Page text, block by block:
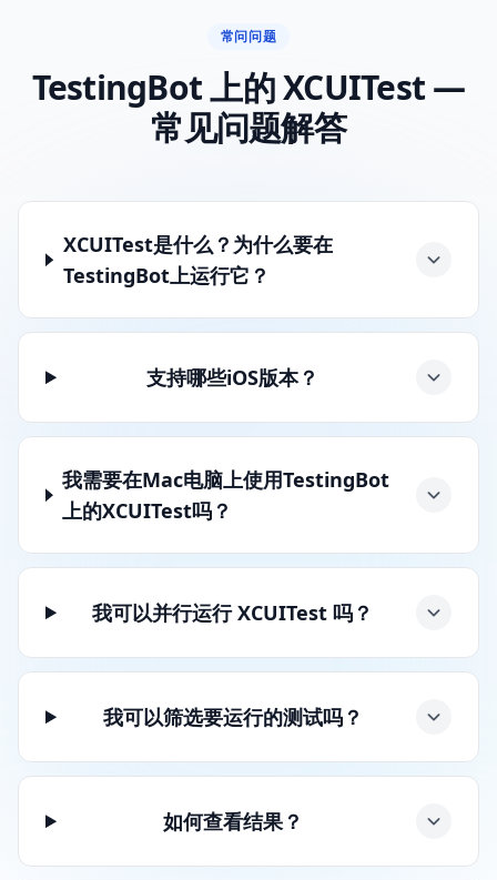
常问问题
TestingBot 上的 XCUITest —
常见问题解答
XCUITest是什么？为什么要在
TestingBot上运行它？
支持哪些iOS版本？
我需要在Mac电脑上使用TestingBot
上的XCUITest吗？
我可以并行运行 XCUITest 吗？
我可以筛选要运行的测试吗？
如何查看结果？